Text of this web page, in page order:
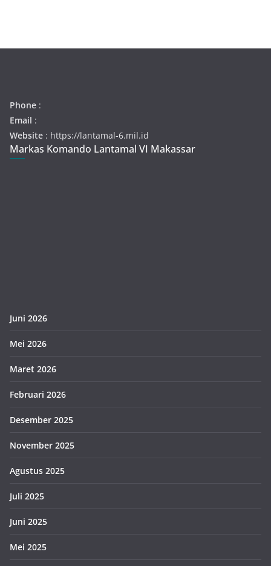
Phone :
Email :
Website : https://lantamal-6.mil.id
Markas Komando Lantamal VI Makassar
Juni 2026
Mei 2026
Maret 2026
Februari 2026
Desember 2025
November 2025
Agustus 2025
Juli 2025
Juni 2025
Mei 2025